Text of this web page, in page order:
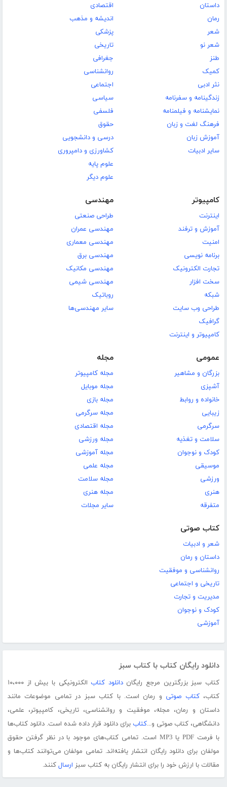
داستان
رمان
شعر
شعر نو
طنز
کمیک
نثر ادبی
زندگینامه و سفرنامه
نمایشنامه و فیلمنامه
فرهنگ لغت و زبان
آموزش زبان
سایر ادبیات
اقتصادی
اندیشه و مذهب
پزشکی
تاریخی
جغرافی
روانشناسی
اجتماعی
سیاسی
فلسفی
حقوق
درسی و دانشجویی
کشاورزی و دامپروری
علوم پایه
علوم دیگر
کامپیوتر
اینترنت
آموزش و ترفند
امنیت
برنامه نویسی
تجارت الکترونیک
سخت افزار
شبکه
طراحی وب سایت
گرافیک
کامپیوتر و اینترنت
مهندسی
طراحی صنعتی
مهندسی عمران
مهندسی معماری
مهندسی برق
مهندسی مکانیک
مهندسی شیمی
روباتیک
سایر مهندسی‌ها
عمومی
بزرگان و مشاهیر
آشپزی
خانواده و روابط
زیبایی
سرگرمی
سلامت و تغذیه
کودک و نوجوان
موسیقی
ورزشی
هنری
متفرقه
مجله
مجله کامپیوتر
مجله موبایل
مجله بازی
مجله سرگرمی
مجله اقتصادی
مجله ورزشی
مجله آموزشی
مجله علمی
مجله سلامت
مجله هنری
سایر مجلات
کتاب صوتی
شعر و ادبیات
داستان و رمان
روانشناسی و موفقیت
تاریخی و اجتماعی
مدیریت و تجارت
کودک و نوجوان
آموزشی
دانلود رایگان کتاب با کتاب سبز
کتاب سبز بزرگترین مرجع رایگاندانلود کتاب
الکترونیکی با بیش از ۱۰،۰۰۰
کتاب،کتاب صوتی و رمان است. با کتاب سبز در تمامی موضوعات مانند
داستان و رمان، مجله، موفقیت و روانشناسی، تاریخی، کامپیوتر، علمی،
دانشگاهی، کتاب صوتی و...کتاب برای دانلود قرار داده شده است. دانلود کتاب‌ها
با فرمت PDF یا MP3 است. تمامی کتاب‌های موجود با در نظر گرفتن حقوق
مولفان برای دانلود رایگان انتشار یافته‌اند. تمامی مولفان می‌توانند کتاب‌ها و
مقالات با ارزش خود را برای انتشار رایگان به کتاب سبز ارسال کنند.